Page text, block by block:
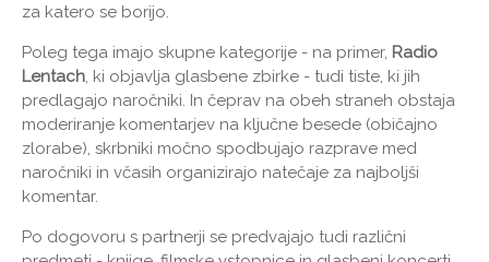
za katero se borijo.
Poleg tega imajo skupne kategorije - na primer, Radio
Lentach , ki objavlja glasbene zbirke - tudi tiste, ki jih
predlagajo naročniki. In čeprav na obeh straneh obstaja
moderiranje komentarjev na ključne besede (običajno
zlorabe), skrbniki močno spodbujajo razprave med
naročniki in včasih organizirajo natečaje za najboljši
komentar.
Po dogovoru s partnerji se predvajajo tudi različni